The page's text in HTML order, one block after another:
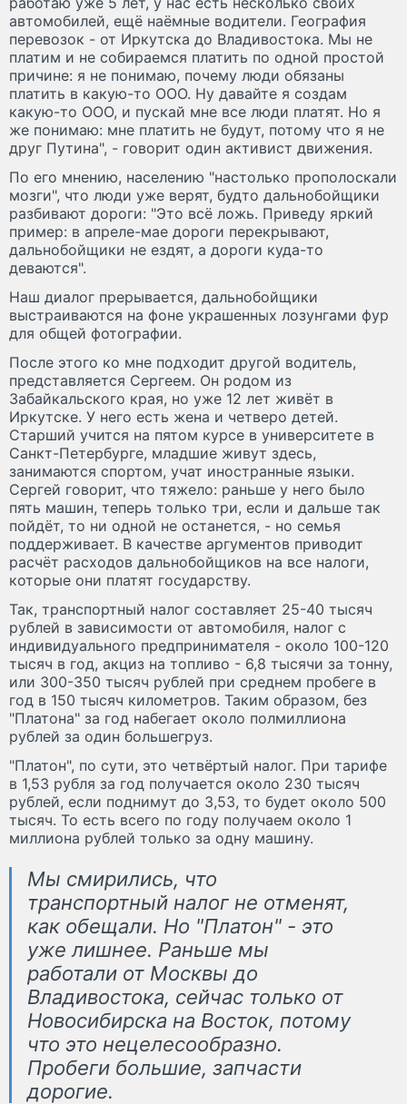
автомобилей, ещё наёмные водители. География
перевозок - от Иркутска до Владивостока. Мы не
платим и не собираемся платить по одной простой
причине: я не понимаю, почему люди обязаны
платить в какую-то ООО. Ну давайте я создам
какую-то ООО, и пускай мне все люди платят. Но я
же понимаю: мне платить не будут, потому что я не
друг Путина", - говорит один активист движения.
По его мнению, населению "настолько прополоскали
мозги", что люди уже верят, будто дальнобойщики
разбивают дороги: "Это всё ложь. Приведу яркий
пример: в апреле-мае дороги перекрывают,
дальнобойщики не ездят, а дороги куда-то
деваются".
Наш диалог прерывается, дальнобойщики
выстраиваются на фоне украшенных лозунгами фур
для общей фотографии.
После этого ко мне подходит другой водитель,
представляется Сергеем. Он родом из
Забайкальского края, но уже 12 лет живёт в
Иркутске. У него есть жена и четверо детей.
Старший учится на пятом курсе в университете в
Санкт-Петербурге, младшие живут здесь,
занимаются спортом, учат иностранные языки.
Сергей говорит, что тяжело: раньше у него было
пять машин, теперь только три, если и дальше так
пойдёт, то ни одной не останется, - но семья
поддерживает. В качестве аргументов приводит
расчёт расходов дальнобойщиков на все налоги,
которые они платят государству.
Так, транспортный налог составляет 25-40 тысяч
рублей в зависимости от автомобиля, налог с
индивидуального предпринимателя - около 100-120
тысяч в год, акциз на топливо - 6,8 тысячи за тонну,
или 300-350 тысяч рублей при среднем пробеге в
год в 150 тысяч километров. Таким образом, без
"Платона" за год набегает около полмиллиона
рублей за один большегруз.
"Платон", по сути, это четвёртый налог. При тарифе
в 1,53 рубля за год получается около 230 тысяч
рублей, если поднимут до 3,53, то будет около 500
тысяч. То есть всего по году получаем около 1
миллиона рублей только за одну машину.
Мы смирились, что
транспортный налог не отменят,
как обещали. Но "Платон" - это
уже лишнее. Раньше мы
работали от Москвы до
Владивостока, сейчас только от
Новосибирска на Восток, потому
что это нецелесообразно.
Пробеги большие, запчасти
дорогие.